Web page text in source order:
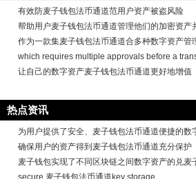
有效防麦子钱包法币通道范用户资产被盗风险
帮助用户麦子钱包法币通道管理他们的加密资产
作为一款集麦子钱包法币通道合多种数字资产管
which requires multiple approvals before a
让自己的数字资产麦子钱包法币通道更好地增值
热点资讯
为用户提供了安全、麦子钱包法币通道便捷的数
确保用户的资产得到麦子钱包法币通道充分保护
麦子钱包实现了不同区块链之间数字资产的兑麦
secure 麦子钱包法币通道key storage